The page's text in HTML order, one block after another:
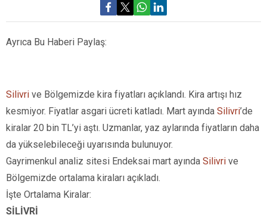
Ayrıca Bu Haberi Paylaş:
Silivri ve Bölgemizde kira fiyatları açıklandı. Kira artışı hız
kesmiyor. Fiyatlar asgari ücreti katladı. Mart ayında Silivri’de
kiralar 20 bin TL’yi aştı. Uzmanlar, yaz aylarında fiyatların daha
da yükselebileceği uyarısında bulunuyor.
Gayrimenkul analiz sitesi Endeksai mart ayında Silivri ve
Bölgemizde ortalama kiraları açıkladı.
İşte Ortalama Kiralar:
SİLİVRİ